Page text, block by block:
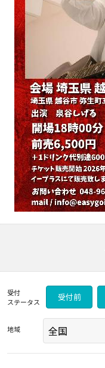
受付
ステータス
受付前
地域